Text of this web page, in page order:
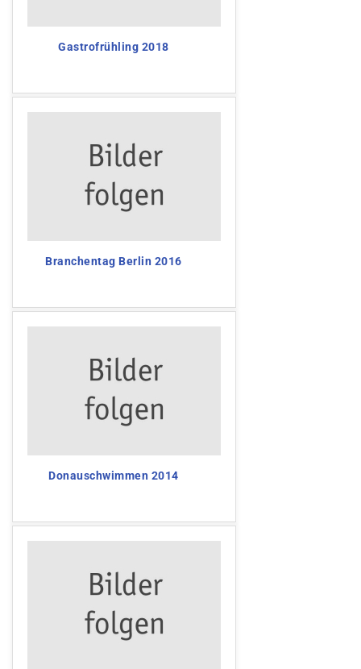
Gastrofrühling 2018
Branchentag Berlin 2016
Donauschwimmen 2014